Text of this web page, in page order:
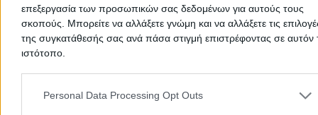
επεξεργασία των προσωπικών σας δεδομένων για αυτούς τους
σκοπούς. Μπορείτε να αλλάξετε γνώμη και να αλλάξετε τις
της συγκατάθεσής σας ανά πάσα στιγμή επιστρέφοντας σε αυτόν
ιστότοπο.
Please note that this website/app uses one or more Google
and may gather and store information including but not limited to
Personal Data Processing Opt Outs
Τελευταία Ενημέρωση: 08/08/2026 8:58:24 πμ
ΕΚΟ ΚΑΛΥΨΩ Νο 191